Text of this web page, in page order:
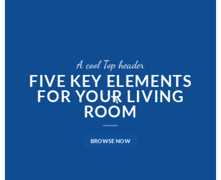
A cool Top header
FIVE KEY ELEMENTS
FOR YOUR LIVING
ROOM
BROWSE NOW
A cool Top header
LATEST FASHION
NEWS FOR AUTUMN
A cool Top header
FIVE KEY ELEMENTS
FOR YOUR LIVING
ROOM
BROWSE NOW